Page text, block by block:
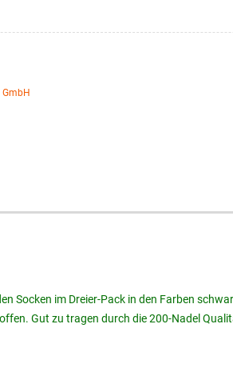
Socken im Dreier-Pack in den Farben
Gut zu tragen durch die 200-Nadel